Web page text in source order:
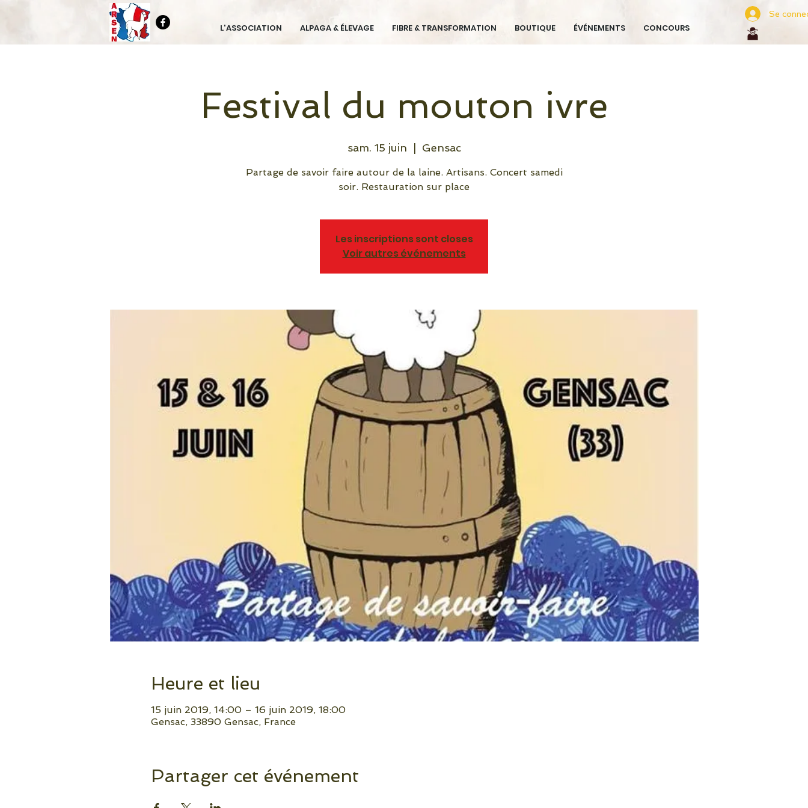
L'ASSOCIATION ALPAGA & ÉLEVAGE FIBRE & TRANSFORMATION BOUTIQUE ÉVÉNEMENTS CONCOURS
Se
Festival du mouton ivre
sam. 15 juin Gensac
Partage de savoir faire autour de la laine. Artisans. Concert samedi
soir. Restauration sur place
Les inscriptions sont closes
Voir autres événements
Heure et lieu
15 juin 2019, 14:00 – 16 juin 2019, 18:00
Gensac, 33890 Gensac, France
Partager cet événement